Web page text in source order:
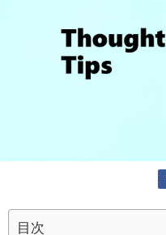
目次